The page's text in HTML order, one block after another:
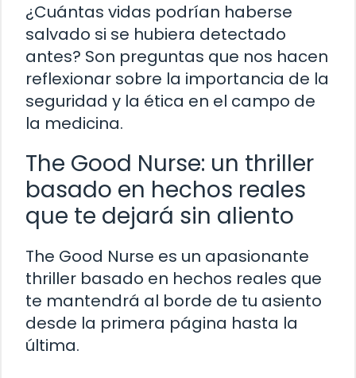
¿Cuántas vidas podrían haberse
salvado si se hubiera detectado
antes? Son preguntas que nos hacen
reflexionar sobre la importancia de la
seguridad y la ética en el campo de
la medicina.
The Good Nurse: un thriller
basado en hechos reales
que te dejará sin aliento
The Good Nurse es un apasionante
thriller basado en hechos reales que
te mantendrá al borde de tu asiento
desde la primera página hasta la
última.